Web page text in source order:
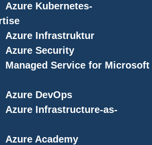
Azure Kubernetes-
Azure Infrastruktur
Azure Security
Managed Service for Microsoft
Azure DevOps
Azure Infrastructure-as-
Azure Academy